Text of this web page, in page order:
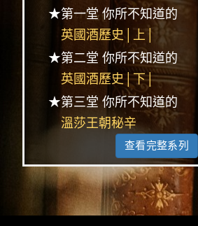
★第一堂 你所不知道的
英國酒歷史│上│
★第二堂 你所不知道的
英國酒歷史│下│
★第三堂 你所不知道的
溫莎王朝秘辛
查看完整系列